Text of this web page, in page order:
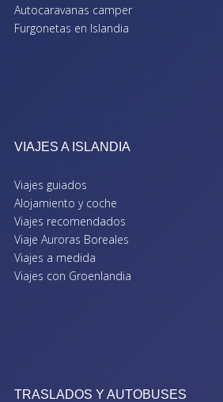
Autocaravanas camper
Furgonetas en Islandia
VIAJES A ISLANDIA
Viajes guiados
Alojamiento y coche
Viajes recomendados
Viaje Auroras Boreales
Viajes a medida
Viajes con Groenlandia
TRASLADOS Y AUTOBUSES